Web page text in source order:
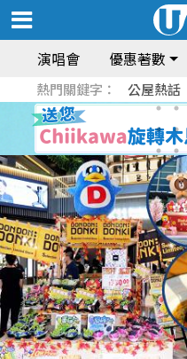
演唱會 優惠著數
熱門關鍵字： 公屋熱話